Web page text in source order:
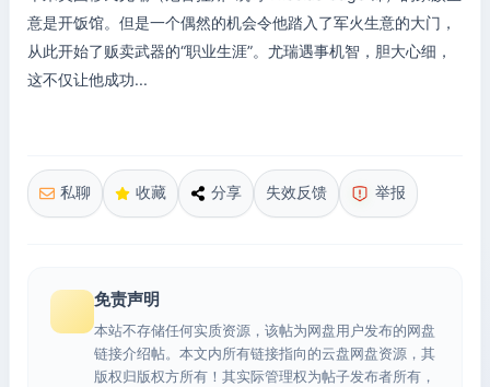
意是开饭馆。但是一个偶然的机会令他踏入了军火生意的大门，
从此开始了贩卖武器的“职业生涯”。尤瑞遇事机智，胆大心细，
这不仅让他成功...
私聊 收藏 分享 失效反馈 举报
免责声明
本站不存储任何实质资源，该帖为网盘用户发布的网盘
链接介绍帖。本文内所有链接指向的云盘网盘资源，其
版权归版权方所有！其实际管理权为帖子发布者所有，